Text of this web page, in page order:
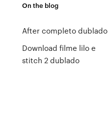
On the blog
After completo dublado
Download filme lilo e
stitch 2 dublado